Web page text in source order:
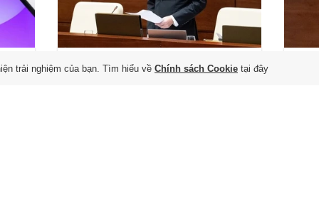
'Đủ năng lực dừng hoạt
trải nghiệm của bạn. Tìm hiểu về Chính sách Cookie tại đây